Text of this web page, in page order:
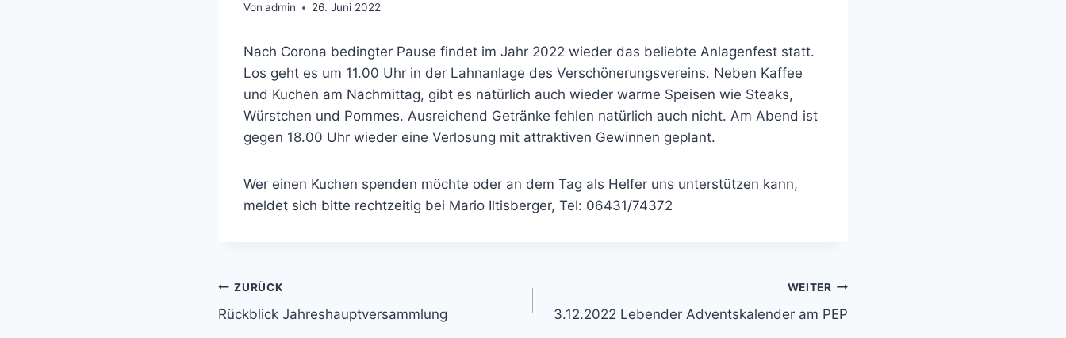
Von admin 26. Juni 2022
Nach Corona bedingter Pause findet im Jahr 2022 wieder das beliebte Anlagenfest statt.
Los geht es um 11.00 Uhr in der Lahnanlage des Verschönerungsvereins. Neben Kaffee
und Kuchen am Nachmittag, gibt es natürlich auch wieder warme Speisen wie Steaks,
Würstchen und Pommes. Ausreichend Getränke fehlen natürlich auch nicht. Am Abend ist
gegen 18.00 Uhr wieder eine Verlosung mit attraktiven Gewinnen geplant.
Wer einen Kuchen spenden möchte oder an dem Tag als Helfer uns unterstützen kann,
meldet sich bitte rechtzeitig bei Mario Iltisberger, Tel: 06431/74372
Beitragsnavigation
ZURÜCK
Rückblick Jahreshauptversammlung
WEITER
3.12.2022 Lebender Adventskalender am PEP